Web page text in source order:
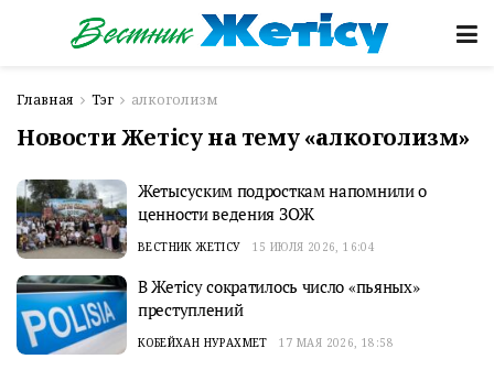
Главная Тэг алкоголизм
Новости Жетісу на тему «алкоголизм»
Жетысуским подросткам напомнили о
ценности ведения ЗОЖ
ВЕСТНИК ЖЕТІСУ 15 ИЮЛЯ 2026, 16:04
В Жетісу сократилось число «пьяных»
преступлений
КОБЕЙХАН НУРАХМЕТ 17 МАЯ 2026, 18:58